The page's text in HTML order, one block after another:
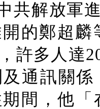
共解放軍
的鄭超
許多人達
通訊關
間，他